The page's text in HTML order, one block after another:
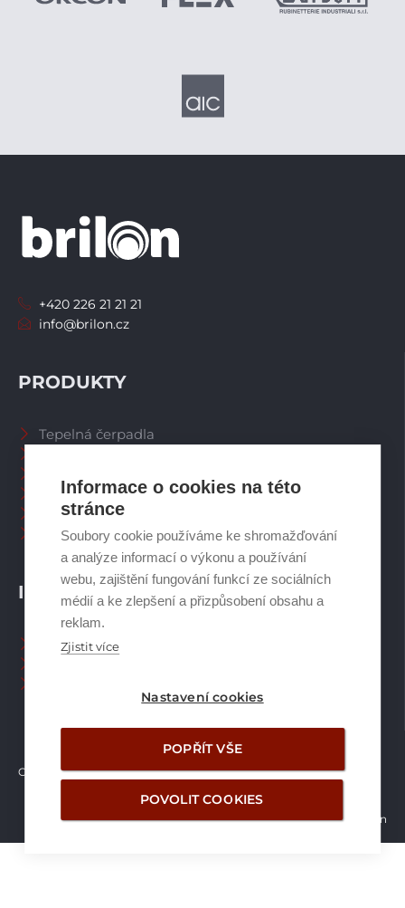
Informace o cookies na této
stránce
Soubory cookie používáme ke shromažďování
a analýze informací o výkonu a používání
webu, zajištění fungování funkcí ze sociálních
médií a ke zlepšení a přizpůsobení obsahu a
reklam.
Zjistit více
Nastavení cookies
POPŘÍT VŠE
POVOLIT COOKIES
INFORMACE
Naši pracovníci CZ
PRODUKTY
Tepelná čerpadla
Spalinové systémy
Plynové kotle
Ostatní příslušenství
+420 226 21 21 21
info@brilon.cz
Copyright © Brilon a.s. 2026
Vytvořilo studio Žalud Design